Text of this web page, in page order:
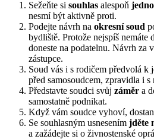
Sežeňte si souhlas alespoň
nesmí být aktivně proti.
Podejte návrh na okresní soud
bydliště. Protože nejspíš nemáte
doneste na podatelnu. Návrh za
zástupce.
Soud vás i s rodičem předvolá k
před samosoudcem, zpravidla i s
Představte soudci svůj záměr a
samostatně podnikat.
Když vám soudce vyhoví,
Se souhlasným usnesením jděte
a zažádejte si o živnostenské